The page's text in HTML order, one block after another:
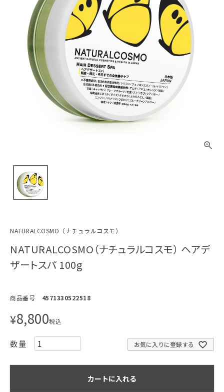
NATURALCOSMO（ナチュラルコスモ）
NATURALCOSMO（ナチュラルコスモ） ヘアデ
ザートスパ 100g
商品番号 4571330522518
¥8,800税込
お気に入りに登録する
カートに入れる